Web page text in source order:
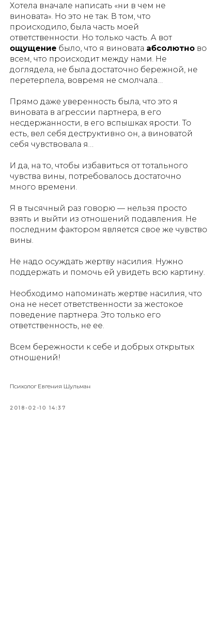
Хотела вначале написать «ни в чем не
виновата». Но это не так. В том, что
происходило, была часть моей
ответственности. Но только часть. А вот
ощущение было, что я виновата абсолютно во
всем, что происходит между нами. Не
доглядела, не была достаточно бережной, не
перетерпела, вовремя не смолчала…
Прямо даже уверенность была, что это я
виновата в агрессии партнера, в его
несдержанности, в его вспышках ярости. То
есть, вел себя деструктивно он, а виноватой
себя чувствовала я…
И да, на то, чтобы избавиться от тотального
чувства вины, потребовалось достаточно
много времени.
Я в тысячный раз говорю — нельзя просто
взять и выйти из отношений подавления. Не
последним фактором является свое же чувство
вины.
Не надо осуждать жертву насилия. Нужно
поддержать и помочь ей увидеть всю картину.
Необходимо напоминать жертве насилия, что
она не несет ответственности за жестокое
поведение партнера. Это только его
ответственность, не ее.
Всем бережности к себе и добрых открытых
отношений!
Психолог Евгения Шульман
2018-02-10 14:37